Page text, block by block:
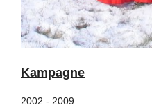
Kampagne
2002 - 2009